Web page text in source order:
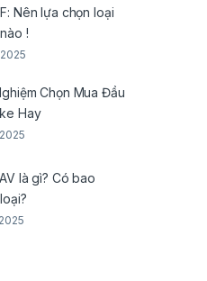
Nên lựa chọn loại
!
Chọn Mua Đầu
Hay
là gì? Có bao